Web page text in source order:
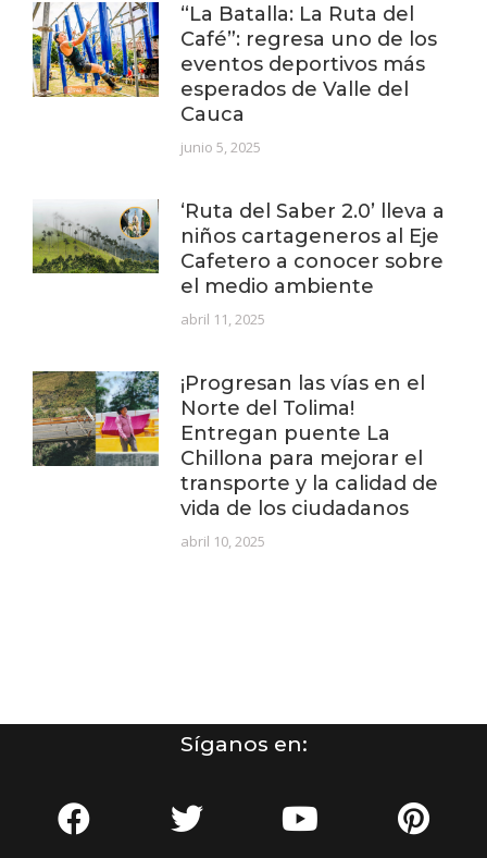
“La Batalla: La Ruta del
Café”: regresa uno de los
eventos deportivos más
esperados de Valle del
Cauca
junio 5, 2025
‘Ruta del Saber 2.0’ lleva a
niños cartageneros al Eje
Cafetero a conocer sobre
el medio ambiente
abril 11, 2025
¡Progresan las vías en el
Norte del Tolima!
Entregan puente La
Chillona para mejorar el
transporte y la calidad de
vida de los ciudadanos
abril 10, 2025
Síganos en: